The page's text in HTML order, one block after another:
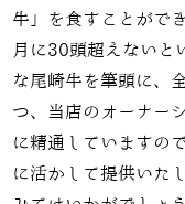
牛」を食すことがで
月に30頭超えないと
な尾崎牛を筆頭に、
つ、当店のオーナー
に精通していますの
に活かして提供いた